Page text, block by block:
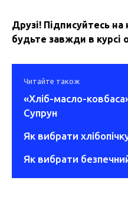
Друзі! Підписуйтесь на
будьте завжди в курсі
Читайте також
«Хліб-масло-
Супрун
Як вибрати
Як вибрати